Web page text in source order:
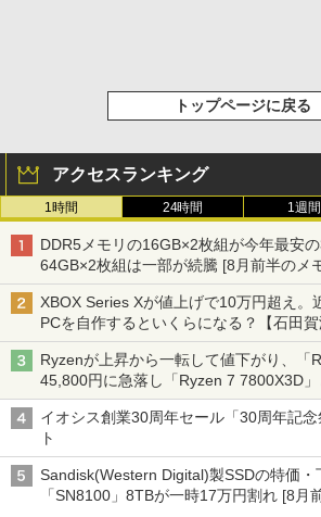
トップページに戻る
アクセスランキング
1時間 24時間 1週間
DDR5メモリの16GB×2枚組が今年最安
64GB×2枚組は一部が続騰 [8月前半のメ
XBOX Series Xが値上げで10万円超え。
PCを自作するといくらになる？【石田賀
ーム』】
Ryzenが上昇から一転して値下がり、「
45,800円に急落し「Ryzen 7 7800X3D」
前半のCPU価格]
イオシス創業30周年セール「30周年記
ト
Sandisk(Western Digital)製SSDの特価・
「SN8100」8TBが一時17万円割れ [8